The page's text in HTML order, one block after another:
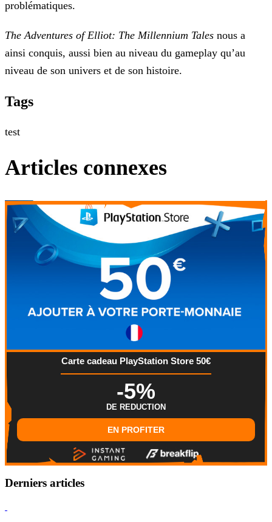
problématiques.
The Adventures of Elliot: The Millennium Tales nous a
ainsi conquis, aussi bien au niveau du gameplay qu’au
niveau de son univers et de son histoire.
Tags
test
Articles connexes
Carte cadeau PlayStation Store 50€
-5%
DE REDUCTION
EN PROFITER
Derniers articles